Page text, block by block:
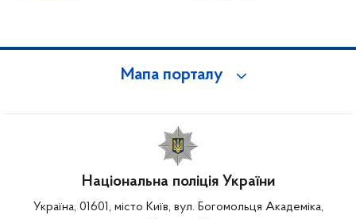
Мапа порталу
Національна поліція України
Україна, 01601, місто Київ, вул. Богомольця Академіка,